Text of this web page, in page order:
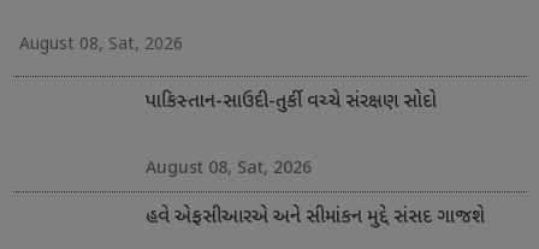
August 08, Sat, 2026
પાકિસ્તાન-સાઉદી-તુર્કી વચ્ચે સંરક્ષણ સોદો
August 08, Sat, 2026
હવે એફસીઆરએ અને સીમાંકન મુદ્દે સંસદ ગાજશે